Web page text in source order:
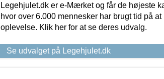
Legehjulet.dk er e-Mærket og får de højeste
hvor over 6.000 mennesker har brugt tid på
oplevelse. Klik her for at se deres udvalg.
Se udvalget på Legehjulet.dk